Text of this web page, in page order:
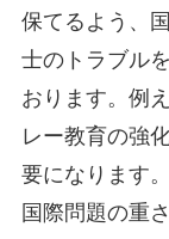
保てるよう、
士のトラブル
おります。例
レー教育の強
要になります
国際問題の重